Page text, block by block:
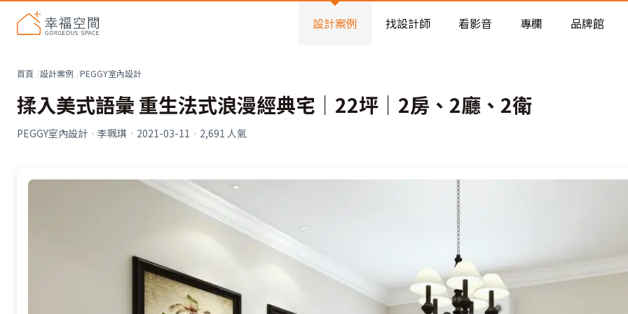
老屋預算分配與高 CP 值煥新術
設計案例 找設計師 看影音 專欄 品牌館
首頁 設計案例 PEGGY室內設計
揉入美式語彙 重生法式浪漫經典宅｜22坪｜2房、2廳、2衛
PEGGY室內設計 · 李珮琪 · 2021-03-11 · 2,691 人氣